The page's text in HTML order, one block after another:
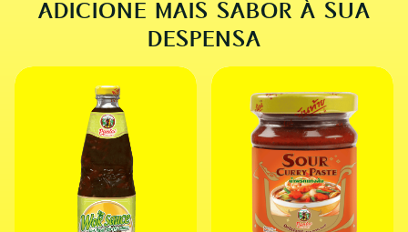
ADICIONE MAIS SABOR À SUA
DESPENSA